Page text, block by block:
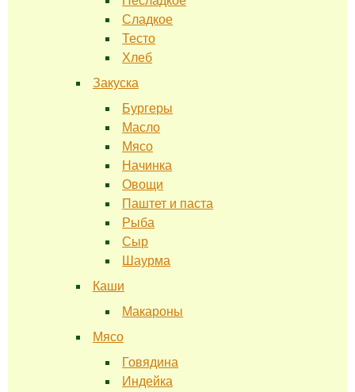
Сладкое
Тесто
Хлеб
Закуска
Бургеры
Масло
Мясо
Начинка
Овощи
Паштет и паста
Рыба
Сыр
Шаурма
Каши
Макароны
Мясо
Говядина
Индейка